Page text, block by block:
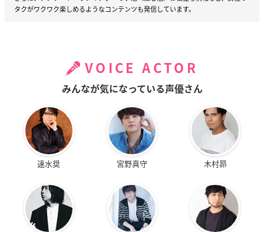
タクがワクワク楽しめるようなコンテンツも発信しています。
VOICE ACTOR
みんなが気になっている声優さん
速水奨 宮野真守 木村昴